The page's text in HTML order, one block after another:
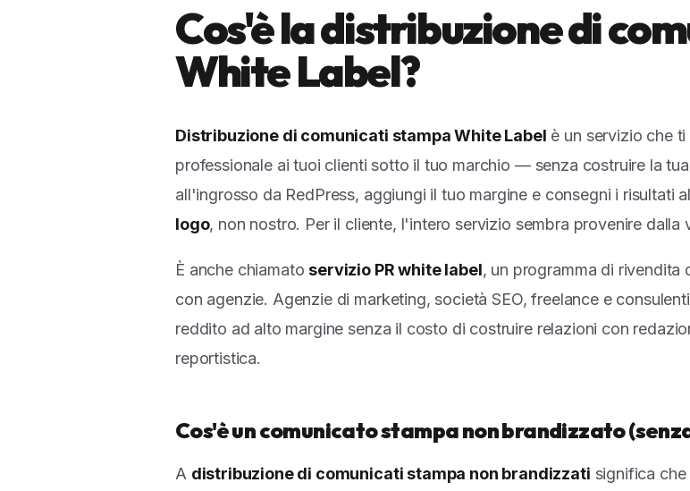
Cos'è la distribuzione di
White Label?
Distribuzione di comunicati stampa White Label è un servizio che
professionale ai tuoi clienti sotto il tuo marchio — senza costruire la
all'ingrosso da RedPress, aggiungi il tuo margine e consegni i risultati
logo, non nostro. Per il cliente, l'intero servizio sembra provenire dalla
È anche chiamatoservizio PR white label, un programma di rivendita
con agenzie. Agenzie di marketing, società SEO, freelance e
reddito ad alto margine senza il costo di costruire relazioni con
reportistica.
Cos'è un comunicato stampa non brandizzato
A distribuzione di comunicati stampa non brandizzati significa